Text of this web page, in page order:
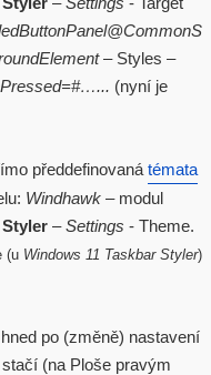
– Styles –
(nyní je
předdefinovaná témata
Windhawk– modul
–Settings - Theme.
(u Windows 11 Taskbar Styler)
po (změně) nastavení
(na Ploše pravým